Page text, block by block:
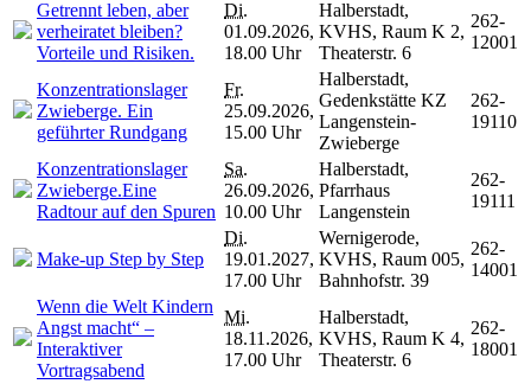
Getrennt leben, aber
verheiratet bleiben?
Vorteile und Risiken.
Di.
01.09.2026,
18.00 Uhr
Halberstadt,
KVHS, Raum K 2,
Theaterstr. 6
262-
12001
Konzentrationslager
Zwieberge. Ein
geführter Rundgang
Fr.
25.09.2026,
15.00 Uhr
Halberstadt,
Gedenkstätte KZ
Langenstein-
Zwieberge
262-
19110
Konzentrationslager
Zwieberge.Eine
Radtour auf den Spuren
Sa.
26.09.2026,
10.00 Uhr
Halberstadt,
Pfarrhaus
Langenstein
262-
19111
Make-up Step by Step
Di.
19.01.2027,
17.00 Uhr
Wernigerode,
KVHS, Raum 005,
Bahnhofstr. 39
262-
14001
Wenn die Welt Kindern
Angst macht“ –
Interaktiver
Vortragsabend
Mi.
18.11.2026,
17.00 Uhr
Halberstadt,
KVHS, Raum K 4,
Theaterstr. 6
262-
18001